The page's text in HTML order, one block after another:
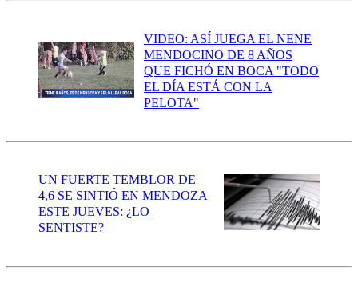
VIDEO: ASÍ JUEGA EL NENE
MENDOCINO DE 8 AÑOS
QUE FICHÓ EN BOCA "TODO
EL DÍA ESTÁ CON LA
PELOTA"
UN FUERTE TEMBLOR DE
4,6 SE SINTIÓ EN MENDOZA
ESTE JUEVES: ¿LO
SENTISTE?